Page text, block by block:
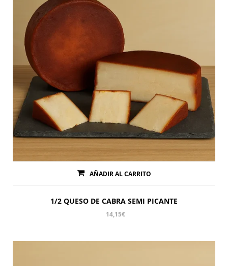
AÑADIR AL CARRITO
1/2 QUESO DE CABRA SEMI PICANTE
14,15€